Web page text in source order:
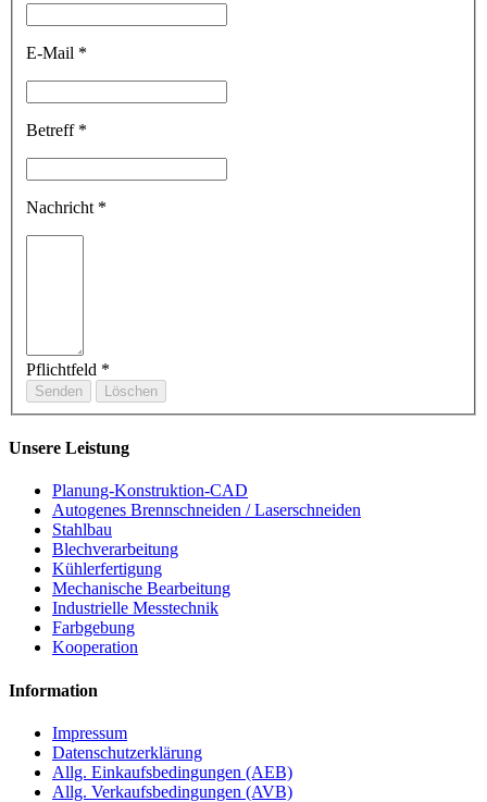
E-Mail *
Betreff *
Nachricht *
Pflichtfeld *
Unsere Leistung
Planung-Konstruktion-CAD
Autogenes Brennschneiden / Laserschneiden
Stahlbau
Blechverarbeitung
Kühlerfertigung
Mechanische Bearbeitung
Industrielle Messtechnik
Farbgebung
Kooperation
Information
Impressum
Datenschutzerklärung
Allg. Einkaufsbedingungen (AEB)
Allg. Verkaufsbedingungen (AVB)